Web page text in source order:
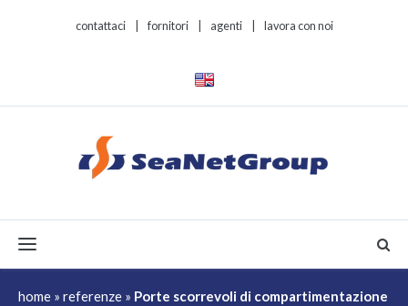
contattaci fornitori agenti lavora con noi
Toggle navigation
home » referenze » Porte scorrevoli di compartimentazione